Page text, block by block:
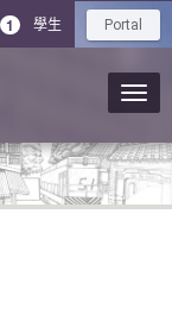
1 學生 Portal